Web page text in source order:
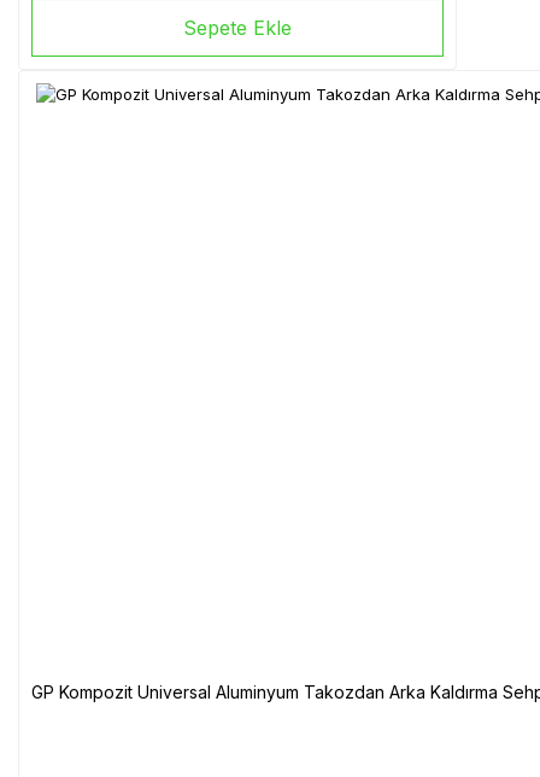
Sepete Ekle
GP Kompozit Universal Aluminyum Takozdan Arka Kaldırma